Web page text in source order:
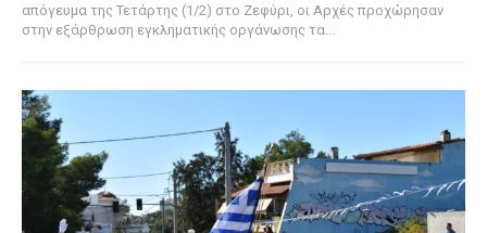
απόγευμα της Τετάρτης (1/2) στο Ζεφύρι, οι Αρχές προχώρησαν
στην εξάρθρωση εγκληματικής οργάνωσης τα...